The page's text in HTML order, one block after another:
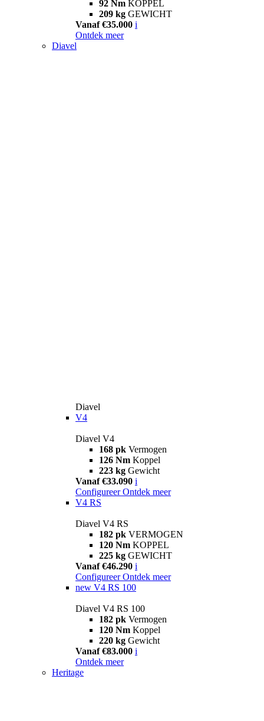
92 Nm KOPPEL
209 kg GEWICHT
Vanaf €35.000 i
Ontdek meer
Diavel
Diavel
V4
Diavel V4
168 pk Vermogen
126 Nm Koppel
223 kg Gewicht
Vanaf €33.090 i
Configureer Ontdek meer
V4 RS
Diavel V4 RS
182 pk VERMOGEN
120 Nm KOPPEL
225 kg GEWICHT
Vanaf €46.290 i
Configureer Ontdek meer
new V4 RS 100
Diavel V4 RS 100
182 pk Vermogen
120 Nm Koppel
220 kg Gewicht
Vanaf €83.000 i
Ontdek meer
Heritage